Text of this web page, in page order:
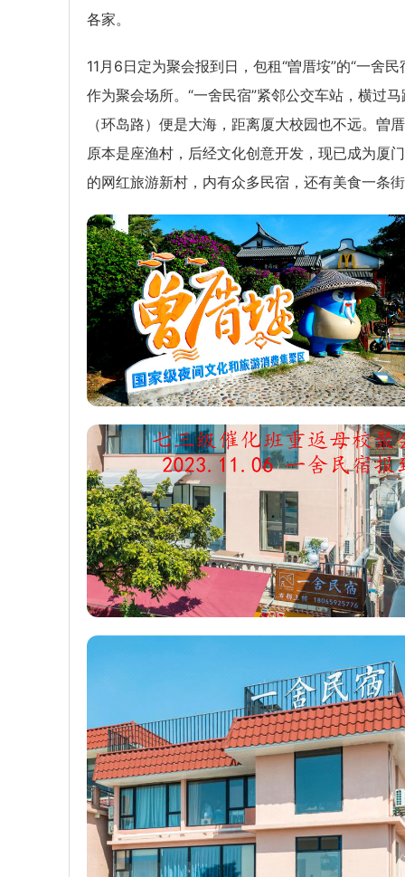
各家。
11月6日定为聚会报到日，包租“曽厝垵”的“一舍民
作为聚会场所。“一舍民宿”紧邻公交车站，横过马
（环岛路）便是大海，距离厦大校园也不远。曽
原本是座渔村，后经文化创意开发，现已成为厦
的网红旅游新村，内有众多民宿，还有美食一条